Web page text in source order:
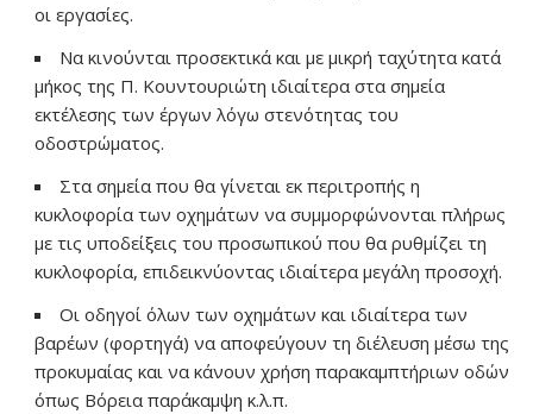
οι εργασίες.
Να κινούνται προσεκτικά και με μικρή ταχύτητα κατά
μήκος της Π. Κουντουριώτη ιδιαίτερα στα σημεία
εκτέλεσης των έργων λόγω στενότητας του
οδοστρώματος.
Στα σημεία που θα γίνεται εκ περιτροπής η
κυκλοφορία των οχημάτων να συμμορφώνονται πλήρως
με τις υποδείξεις του προσωπικού που θα ρυθμίζει τη
κυκλοφορία, επιδεικνύοντας ιδιαίτερα μεγάλη προσοχή.
Οι οδηγοί όλων των οχημάτων και ιδιαίτερα των
βαρέων (φορτηγά) να αποφεύγουν τη διέλευση μέσω της
προκυμαίας και να κάνουν χρήση παρακαμπτήριων οδών
όπως Βόρεια παράκαμψη κ.λ.π.